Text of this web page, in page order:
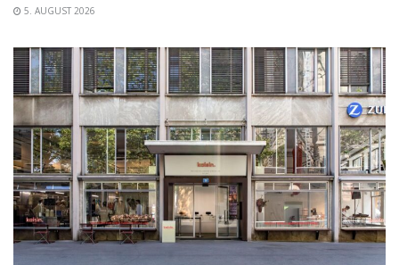
5. AUGUST 2026